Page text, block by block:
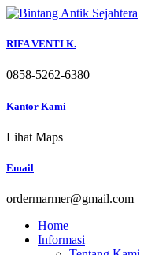
Skip
content
RIFA VENTI K.
0858-5262-6380
Kantor Kami
Lihat Maps
Email
ordermarmer@gmail.com
Home
Informasi